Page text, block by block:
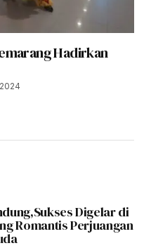
Hadirkan
Digelar di
Romantis Perjuangan